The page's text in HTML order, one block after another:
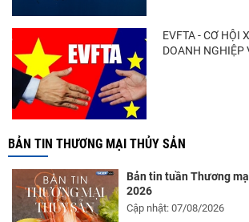
EVFTA - CƠ HỘI
DOANH NGHIỆP
BẢN TIN THƯƠNG MẠI THỦY SẢN
Bản tin tuần Thương
2026
Cập nhật: 07/08/2026